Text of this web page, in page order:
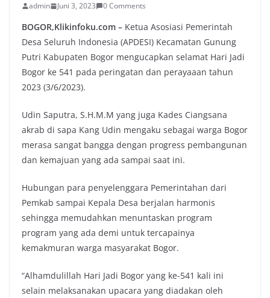
admin Juni 3, 2023 0 Comments
BOGOR,Klikinfoku.com – Ketua Asosiasi Pemerintah
Desa Seluruh Indonesia (APDESI) Kecamatan Gunung
Putri Kabupaten Bogor mengucapkan selamat Hari Jadi
Bogor ke 541 pada peringatan dan perayaaan tahun
2023 (3/6/2023).
Udin Saputra, S.H.M.M yang juga Kades Ciangsana
akrab di sapa Kang Udin mengaku sebagai warga Bogor
merasa sangat bangga dengan progress pembangunan
dan kemajuan yang ada sampai saat ini.
Hubungan para penyelenggara Pemerintahan dari
Pemkab sampai Kepala Desa berjalan harmonis
sehingga memudahkan menuntaskan program
program yang ada demi untuk tercapainya
kemakmuran warga masyarakat Bogor.
“Alhamdulillah Hari Jadi Bogor yang ke-541 kali ini
selain melaksanakan upacara yang diadakan oleh